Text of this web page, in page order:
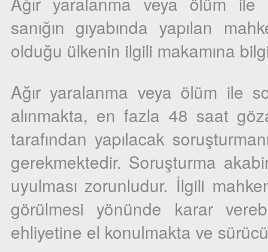
sanığın gıyabında yapılan
olduğu ülkenin ilgili makamına
Ağır yaralanma veya ölüm ile
alınmakta, en fazla 48 saat
tarafından yapılacak
gerekmektedir. Soruşturma
uyulması zorunludur. İlgili
görülmesi yönünde karar
ehliyetine el konulmakta ve